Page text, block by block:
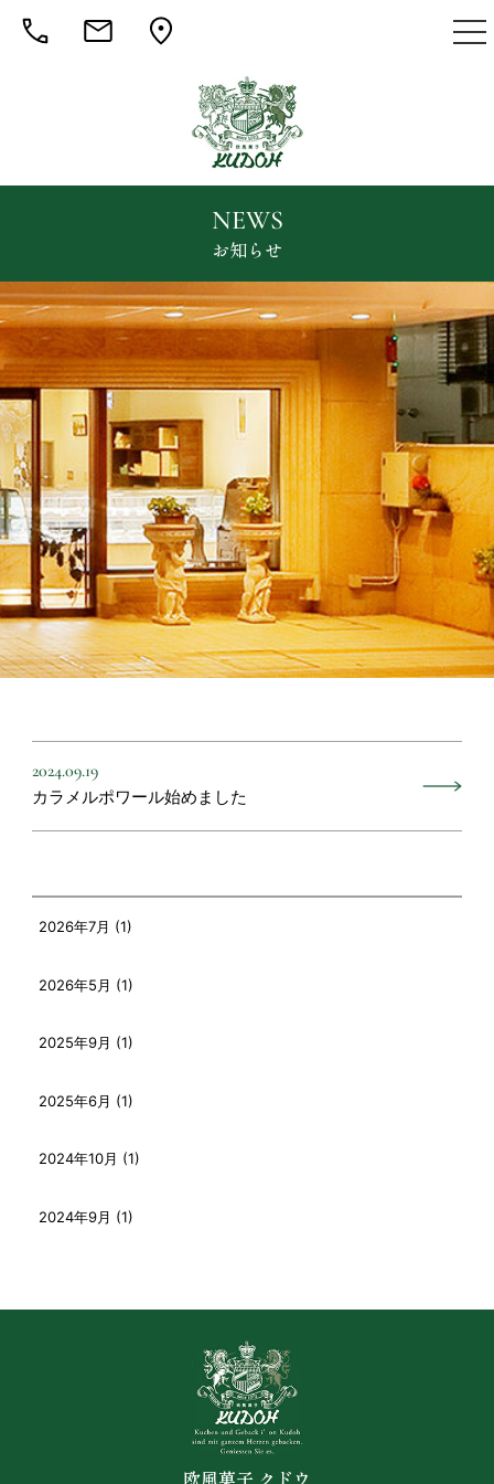
NEWS
お知らせ
2024.09.19
カラメルポワール始めました
2026年7月 (1)
2026年5月 (1)
2025年9月 (1)
2025年6月 (1)
2024年10月 (1)
2024年9月 (1)
欧風菓子 クドウ